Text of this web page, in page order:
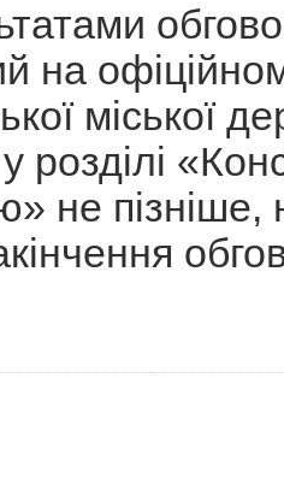
на
міської
розділі
не пізніше,